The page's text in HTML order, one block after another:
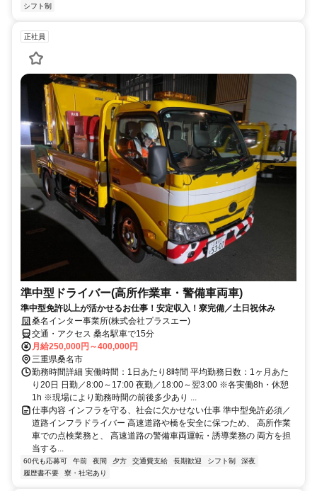
シフト制
正社員
準中型ドライバー(高所作業車・警備車両車)
準中型免許以上が活かせるお仕事！安定収入！寮完備／土日祝休み
桑名インター事業所(株式会社プラスエー)
交通・アクセス 桑名駅車で15分
月給250,000円～400,000円
三重県桑名市
勤務時間詳細 実働時間：1日あたり8時間 平均勤務日数：1ヶ月あた
り20日 日勤／8:00～17:00 夜勤／18:00～翌3:00 ※各実働8h・休憩
1h ※現場により勤務時間の前後多少あり ...
仕事内容 インフラを守る、社会に欠かせない仕事 準中型免許必須／
道路インフラドライバー 高速道路や橋を安全に保つため、 高所作業
車での点検業務と、 高速道路の警備車両運転・誘導業務の 両方を担
当する...
60代も応募可 午前 夜間 夕方 交通費支給 長期歓迎 シフト制
深夜
履歴書不要
寮・社宅あり